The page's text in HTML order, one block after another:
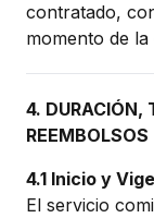
contratado,
momento de
4. DURACIÓN,
REEMBOLSOS
4.1 Inicio y
El servicio